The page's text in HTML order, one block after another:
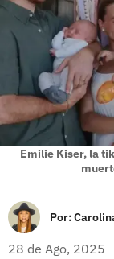
Emilie Kiser, la
Por:
28 de Ago, 2025